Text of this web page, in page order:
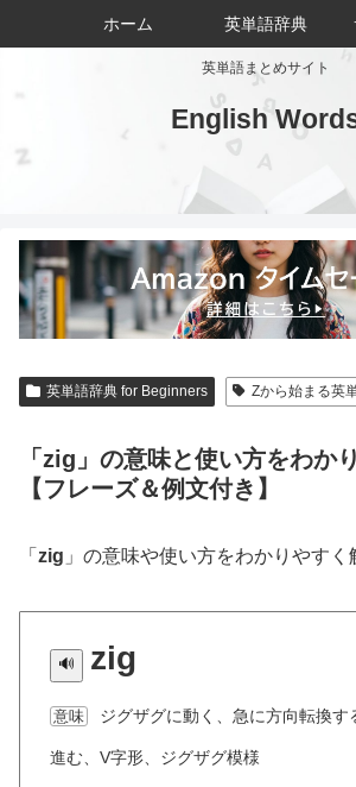
英単語まとめサイト
English
ホーム 英単語辞典
英単語辞典 for Beginners Zから始まる英
「zig」の意味と使い方をわか
【フレーズ＆例文付き】
「 zig 」の意味や使い方をわかりやすく
zig
意味 ジグザグに動く、急に方向転換す
進む、V字形、ジグザグ模様